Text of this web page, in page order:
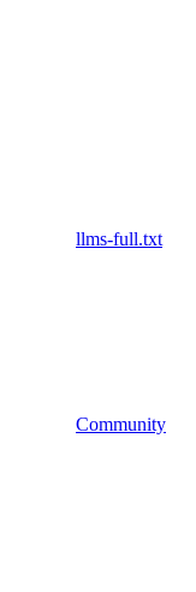
llms-full.txt
Community